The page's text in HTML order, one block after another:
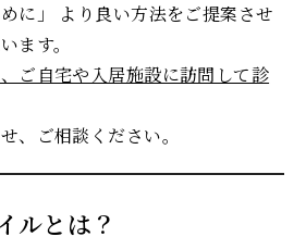
に」 より良い方法をご提案させ
ます。
ご自宅や入居施設に訪問して診
、ご相談ください。
ルとは？